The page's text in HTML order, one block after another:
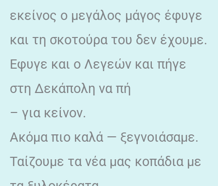
εκείνος ο μεγάλος μάγος έφυγε
και τη σκοτούρα του δεν έχουμε.
Εφυγε και ο Λεγεών και πήγε
στη Δεκάπολη να πή
– για κείνον.
Ακόμα πιο καλά — ξεγνοιάσαμε.
Ταίζουμε τα νέα μας κοπάδια με